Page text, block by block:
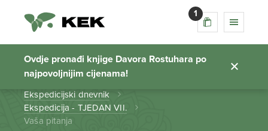
1
Ovdje pronađi knjige Davora Rostuhara po
najpovoljnijim cijenama!
Vaša pitanja
Početna stranica
Ekspedicijski dnevnik
Ekspedicija - TJEDAN VII.
Vaša pitanja